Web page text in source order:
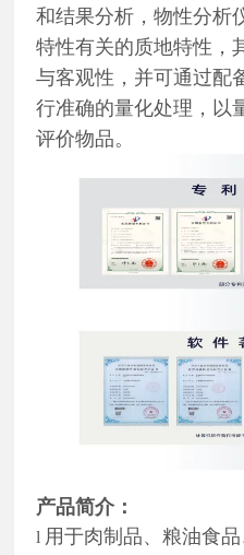
和结果分析，物性分析
特性有关的质地特性，
与客观性，并可通过配
行准确的量化处理，以
评价物品。
产品简介：
l 用于肉制品、粮油食